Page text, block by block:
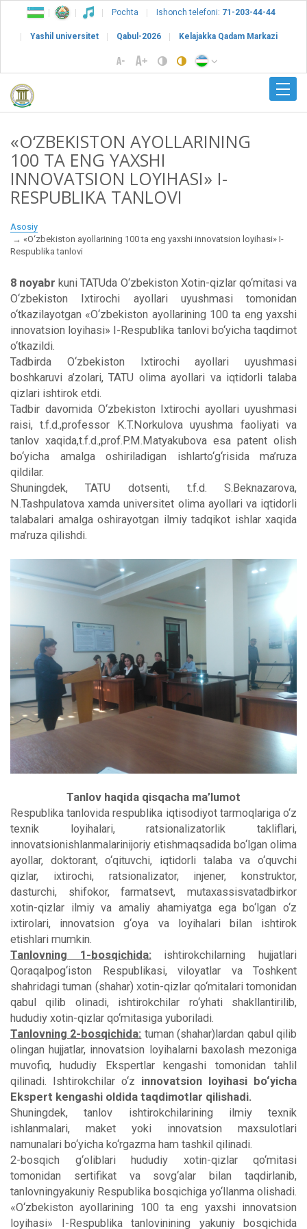
Pochta Ishonch telefoni: 71-203-44-44
Yashil universitet Qabul-2026 Kelajakka Qadam Markazi
«O‘ZBEKISTON AYOLLARINING
100 TA ENG YAXSHI
INNOVATSION LOYIHASI» I-
RESPUBLIKA TANLOVI
Asosiy
«O‘zbekiston ayollarining 100 ta eng yaxshi innovatsion loyihasi» I-
Respublika tanlovi
8 noyabr kuni TATUda O‘zbekiston Xotin-qizlar qo‘mitasi va
O‘zbekiston Ixtirochi ayollari uyushmasi tomonidan
o‘tkazilayotgan «O‘zbekiston ayollarining 100 ta eng yaxshi
innovatsion loyihasi» I-Respublika tanlovi bo‘yicha taqdimot
o‘tkazildi.
Tadbirda O‘zbekiston Ixtirochi ayollari uyushmasi
boshkaruvi a’zolari, TATU olima ayollari va iqtidorli talaba
qizlari ishtirok etdi.
Tadbir davomida O‘zbekiston Ixtirochi ayollari uyushmasi
raisi, t.f.d.,professor K.T.Norkulova uyushma faoliyati va
tanlov xaqida,t.f.d.,prof.P.M.Matyakubova esa patent olish
bo‘yicha amalga oshiriladigan ishlarto‘g‘risida ma’ruza
qildilar.
Shuningdek, TATU dotsenti, t.f.d. S.Beknazarova,
N.Tashpulatova xamda universitet olima ayollari va iqtidorli
talabalari amalga oshirayotgan ilmiy tadqikot ishlar xaqida
ma’ruza qilishdi.
Tanlov haqida qisqacha ma’lumot
Respublika tanlovida respublika iqtisodiyot tarmoqlariga o‘z
texnik loyihalari, ratsionalizatorlik takliflari,
innovatsionishlanmalarinijoriy etishmaqsadida bo‘lgan olima
ayollar, doktorant, o‘qituvchi, iqtidorli talaba va o‘quvchi
qizlar, ixtirochi, ratsionalizator, injener, konstruktor,
dasturchi, shifokor, farmatsevt, mutaxassisvatadbirkor
xotin-qizlar ilmiy va amaliy ahamiyatga ega bo‘lgan o‘z
ixtirolari, innovatsion g‘oya va loyihalari bilan ishtirok
etishlari mumkin.
Tanlovning 1-bosqichida:ishtirokchilarning hujjatlari
Qoraqalpog‘iston Respublikasi, viloyatlar va Toshkent
shahridagi tuman (shahar) xotin-qizlar qo‘mitalari tomonidan
qabul qilib olinadi, ishtirokchilar ro‘yhati shakllantirilib,
hududiy xotin-qizlar qo‘mitasiga yuboriladi.
Tanlovning 2-bosqichida: tuman (shahar)lardan qabul qilib
olingan hujjatlar, innovatsion loyihalarni baxolash mezoniga
muvofiq, hududiy Ekspertlar kengashi tomonidan tahlil
qilinadi. Ishtirokchilar o‘z innovatsion loyihasi bo‘yicha
Ekspert kengashi oldida taqdimotlar qilishadi.
Shuningdek, tanlov ishtirokchilarining ilmiy texnik
ishlanmalari, maket yoki innovatsion maxsulotlari
namunalari bo‘yicha ko‘rgazma ham tashkil qilinadi.
2-bosqich g‘oliblari hududiy xotin-qizlar qo‘mitasi
tomonidan sertifikat va sovg‘alar bilan taqdirlanib,
tanlovningyakuniy Respublika bosqichiga yo‘llanma olishadi.
«O‘zbekiston ayollarining 100 ta eng yaxshi innovatsion
loyihasi» I-Respublika tanlovinining yakuniy bosqichida